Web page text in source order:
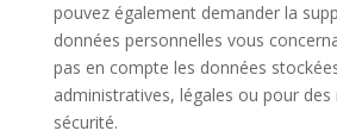
pouvez également demander la
données personnelles vous
pas en compte les données
administratives, légales ou pour des
sécurité.